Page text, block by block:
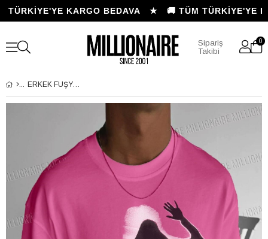
KARGO BEDAVA ★🚚 TÜM TÜRKİYE'YE
Sipariş
Takibi
0
ERKEK FUŞYA SILUET SENSITIVE CONTENT OVERSIZE FIT BOL GENIŞ KALIP SALAŞ KESIM T-SHIRT